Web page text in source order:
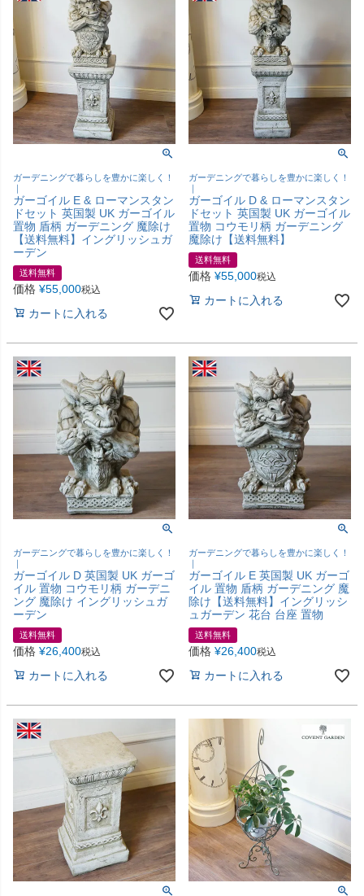
ガーデニングで暮らしを豊かに楽しく！
｜
ガーゴイル E & ローマンスタン
ドセット 英国製 UK ガーゴイル
置物 盾柄 ガーデニング 魔除け
【送料無料】イングリッシュガ
ーデン
送料無料
価格 ¥55,000税込
カートに入れる
ガーデニングで暮らしを豊かに楽しく！
｜
ガーゴイル D & ローマンスタン
ドセット 英国製 UK ガーゴイル
置物 コウモリ柄 ガーデニング
魔除け【送料無料】
送料無料
価格 ¥55,000税込
カートに入れる
ガーデニングで暮らしを豊かに楽しく！
｜
ガーゴイル D 英国製 UK ガーゴ
イル 置物 コウモリ柄 ガーデニ
ング 魔除け イングリッシュガ
ーデン
送料無料
価格 ¥26,400税込
カートに入れる
ガーデニングで暮らしを豊かに楽しく！
｜
ガーゴイル E 英国製 UK ガーゴ
イル 置物 盾柄 ガーデニング 魔
除け【送料無料】イングリッシ
ュガーデン 花台 台座 置物
送料無料
価格 ¥26,400税込
カートに入れる